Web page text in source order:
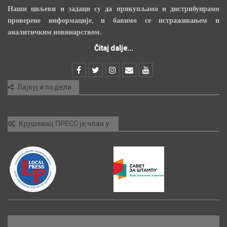
Наши циљеви и задаци су да прикупљамо и дистрибуирамо
проверене информације, и бавимо се истраживањем и
аналитичким новинарством.
Čitaj dalje...
Лајкуј и подели
Крушевац ПРЕСС је члан у: